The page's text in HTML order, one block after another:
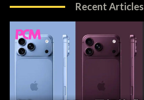
Recent Articles